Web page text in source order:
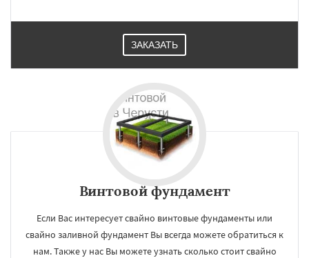
ЗАКАЗАТЬ
Винтовой фундамент
Если Вас интересует свайно винтовые фундаменты или
свайно заливной фундамент Вы всегда можете обратиться к
нам. Также у нас Вы можете узнать сколько стоит свайно